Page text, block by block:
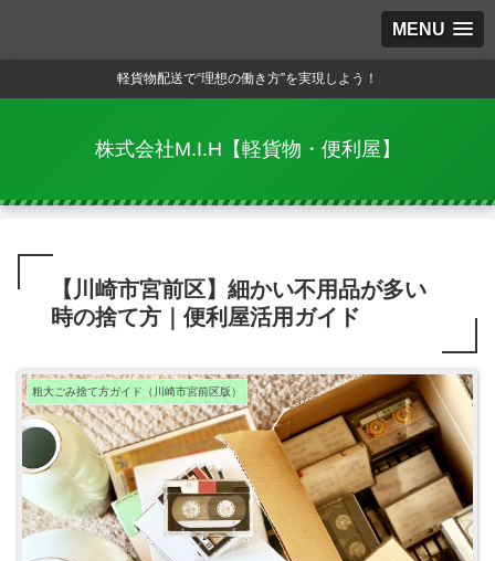
MENU
軽貨物配送で“理想の働き方”を実現しよう！
株式会社M.I.H【軽貨物・便利屋】
【川崎市宮前区】細かい不用品が多い
時の捨て方｜便利屋活用ガイド
粗大ごみ捨て方ガイド（川崎市宮前区版）